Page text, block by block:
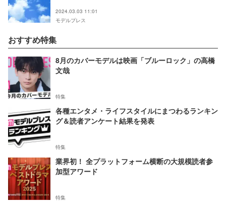
2024.03.03 11:01
モデルプレス
おすすめ特集
8月のカバーモデルは映画「ブルーロック」の高橋
文哉
特集
各種エンタメ・ライフスタイルにまつわるランキン
グ＆読者アンケート結果を発表
特集
業界初！ 全プラットフォーム横断の大規模読者参
加型アワード
特集